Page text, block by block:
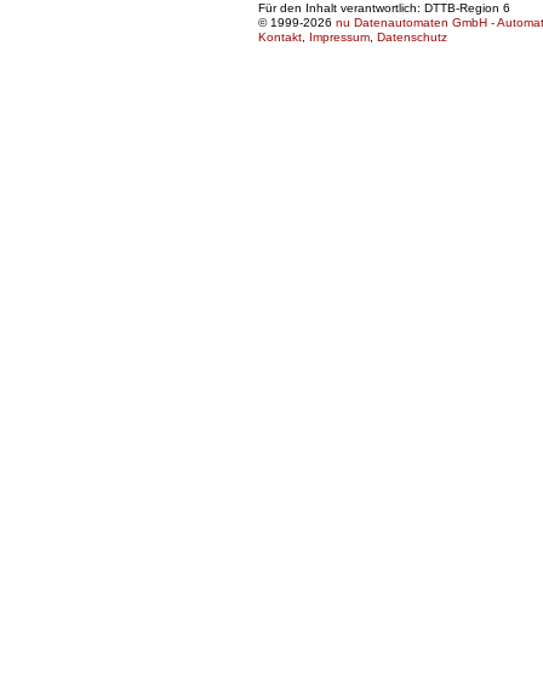
Für den Inhalt verantwortlich: DTTB-Region 6
© 1999-2026 nu Datenautomaten GmbH -
Kontakt
Impressum Datenschutz